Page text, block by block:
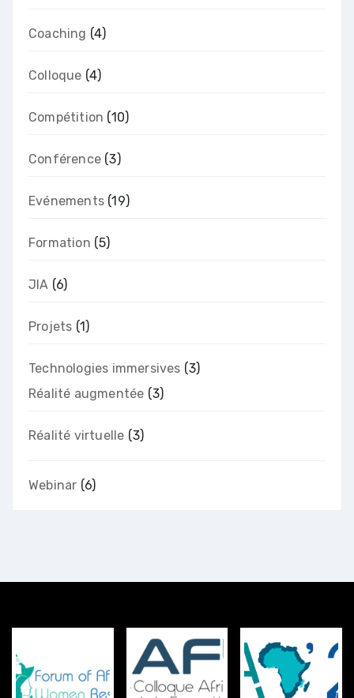
Coaching (4)
Colloque (4)
Compétition (10)
Conférence (3)
Evénements (19)
Formation (5)
JIA (6)
Projets (1)
Technologies immersives (3)
Réalité augmentée (3)
Réalité virtuelle (3)
Webinar (6)